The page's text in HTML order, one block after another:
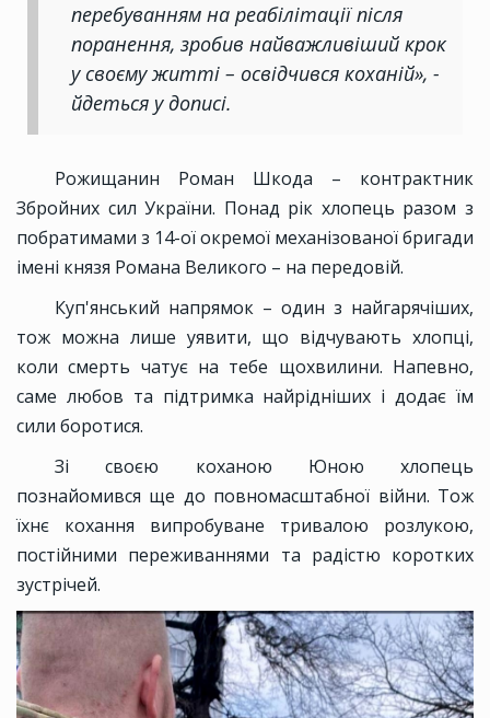
перебуванням на реабілітації після
поранення, зробив найважливіший крок
у своєму житті – освідчився коханій», -
йдеться у дописі.
Рожищанин Роман Шкода – контрактник
Збройних сил України. Понад рік хлопець разом з
побратимами з 14-ої окремої механізованої бригади
імені князя Романа Великого – на передовій.
Куп'янський напрямок – один з найгарячіших,
тож можна лише уявити, що відчувають хлопці,
коли смерть чатує на тебе щохвилини. Напевно,
саме любов та підтримка найрідніших і додає їм
сили боротися.
Зі своєю коханою Юною хлопець
познайомився ще до повномасштабної війни. Тож
їхнє кохання випробуване тривалою розлукою,
постійними переживаннями та радістю коротких
зустрічей.